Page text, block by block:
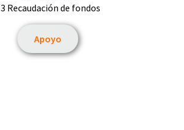
3 Recaudación de fondos
Apoyo